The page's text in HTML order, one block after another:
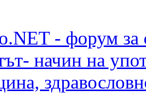
- форум за
начин на